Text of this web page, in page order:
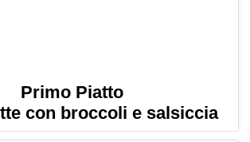
Primo Piatto
con broccoli e salsiccia